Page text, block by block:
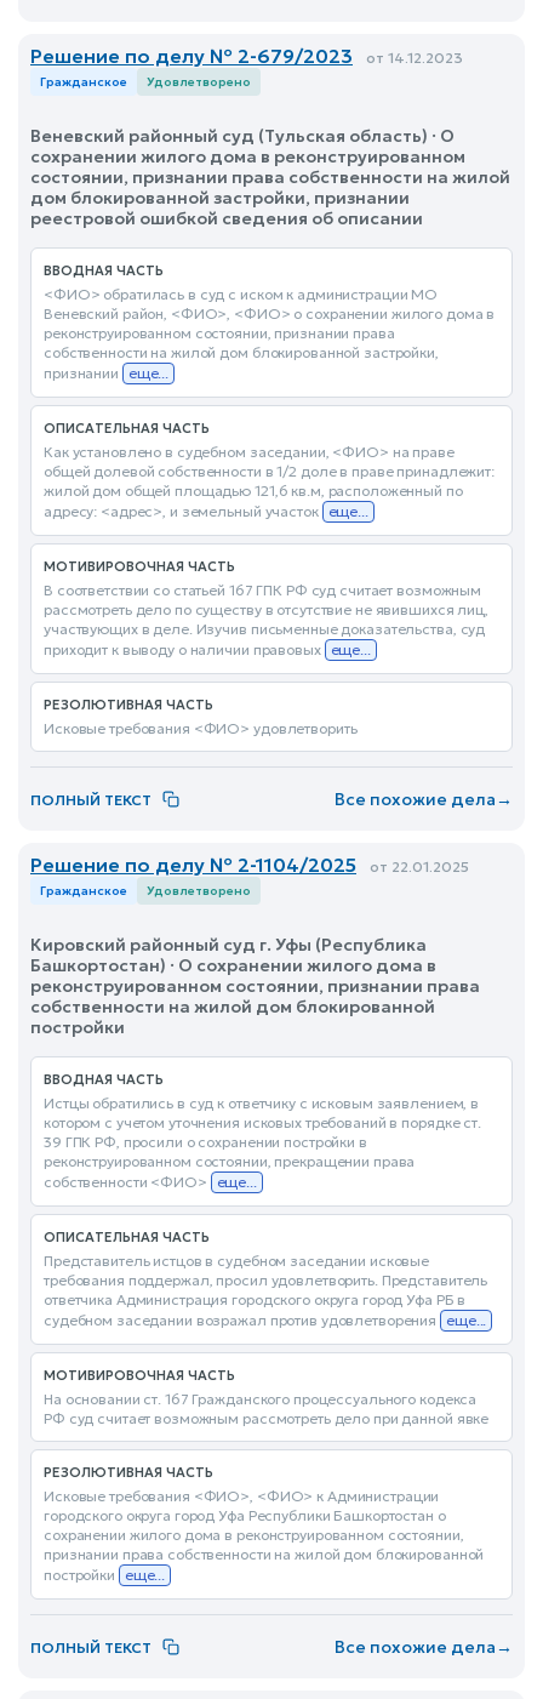
Решение по делу № 2-679/2023 от 14.12.2023
Гражданское Удовлетворено
Веневский районный суд (Тульская область) · О
сохранении жилого дома в реконструированном
состоянии, признании права собственности на жилой
дом блокированной застройки, признании
реестровой ошибкой сведения об описании
ВВОДНАЯ ЧАСТЬ
<ФИО> обратилась в суд с иском к администрации МО
Веневский район, <ФИО>, <ФИО> о сохранении жилого дома в
реконструированном состоянии, признании права
собственности на жилой дом блокированной застройки,
признании
еще...
ОПИСАТЕЛЬНАЯ ЧАСТЬ
Как установлено в судебном заседании, <ФИО> на праве
общей долевой собственности в 1/2 доле в праве принадлежит:
жилой дом общей площадью 121,6 кв.м, расположенный по
адресу: <адрес>, и земельный участок еще...
МОТИВИРОВОЧНАЯ ЧАСТЬ
В соответствии со статьей 167 ГПК РФ суд считает возможным
рассмотреть дело по существу в отсутствие не явившихся лиц,
участвующих в деле. Изучив письменные доказательства, суд
приходит к выводу о наличии правовых еще...
РЕЗОЛЮТИВНАЯ ЧАСТЬ
Исковые требования <ФИО> удовлетворить
ПОЛНЫЙ ТЕКСТ Все похожие дела→
Решение по делу № 2-1104/2025 от 22.01.2025
Гражданское Удовлетворено
Кировский районный суд г. Уфы (Республика
Башкортостан) · О сохранении жилого дома в
реконструированном состоянии, признании права
собственности на жилой дом блокированной
постройки
ВВОДНАЯ ЧАСТЬ
Истцы обратились в суд к ответчику с исковым заявлением, в
котором с учетом уточнения исковых требований в порядке ст.
39 ГПК РФ, просили о сохранении постройки в
реконструированном состоянии, прекращении права
собственности <ФИО>
еще...
ОПИСАТЕЛЬНАЯ ЧАСТЬ
Представитель истцов в судебном заседании исковые
требования поддержал, просил удовлетворить. Представитель
ответчика Администрация городского округа город Уфа РБ в
судебном заседании возражал против удовлетворения
еще...
МОТИВИРОВОЧНАЯ ЧАСТЬ
На основании ст. 167 Гражданского процессуального кодекса
РФ суд считает возможным рассмотреть дело при данной явке
РЕЗОЛЮТИВНАЯ ЧАСТЬ
Исковые требования <ФИО>, <ФИО> к Администрации
городского округа город Уфа Республики Башкортостан о
сохранении жилого дома в реконструированном состоянии,
признании права собственности на жилой дом блокированной
постройки
еще...
ПОЛНЫЙ ТЕКСТ Все похожие дела→